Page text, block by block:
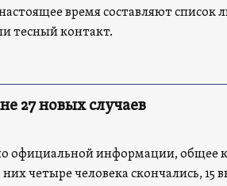
время составляют список
тесный контакт.
27 новых случаев
официальной информации, общее
четыре человека скончались, 15